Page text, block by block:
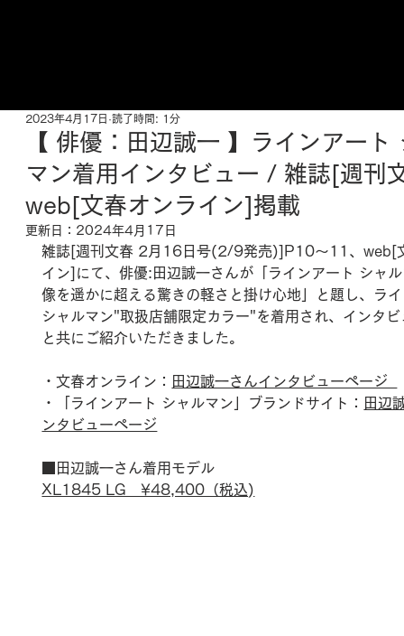
【 俳優：田辺誠一 】ラインアート
マン着用インタビュー / 雑誌[週刊
web[文春オンライン]掲載
2023年4月17日 読了時間: 1分
更新日： 2024年4月17日
雑誌[週刊文春 2月16日号(2/9発売)]P10～11、web[
イン]にて、俳優:田辺誠一さんが「ラインアート シャ
像を遥かに超える驚きの軽さと掛け心地」と題し、ラ
シャルマン"取扱店舗限定カラー"を着用され、インタ
と共にご紹介いただきました。
・文春オンライン：
田辺誠一さんインタビューページ
・「ラインアート シャルマン」ブランドサイト：
田辺
ンタビューページ
■田辺誠一さん着用モデル
XL1845 LG　¥48,400（税込)